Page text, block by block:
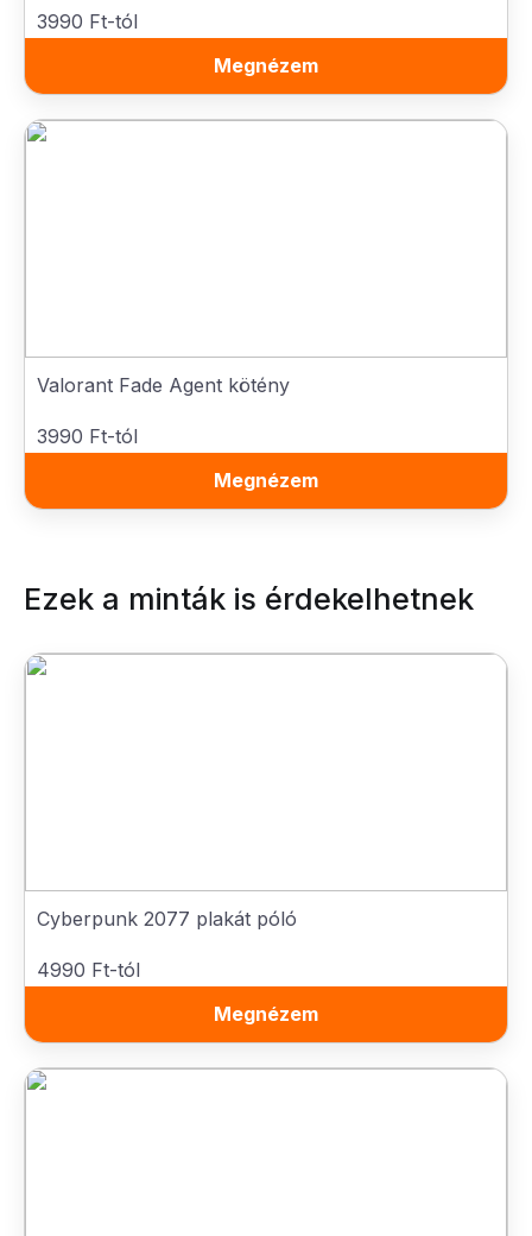
3990 Ft-tól
Megnézem
Valorant Fade Agent kötény
3990 Ft-tól
Megnézem
Ezek a minták is érdekelhetnek
Cyberpunk 2077 plakát póló
4990 Ft-tól
Megnézem